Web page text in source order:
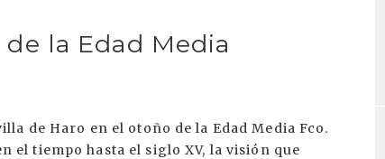
la Edad Media
de Haro en el otoño de la Edad Media Fco.
el tiempo hasta el siglo XV, la visión que